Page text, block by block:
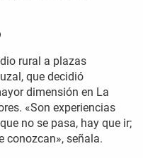
rural a plazas
que decidió
dimensión en La
«Son experiencias
no se pasa, hay que ir;
conozcan», señala.